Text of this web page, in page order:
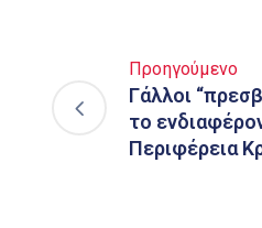
Προηγούμενο
Γάλλοι
το
Περιφέρεια